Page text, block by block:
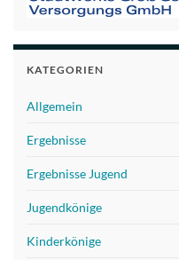
KATEGORIEN
Allgemein
Ergebnisse
Ergebnisse Jugend
Jugendkönige
Kinderkönige